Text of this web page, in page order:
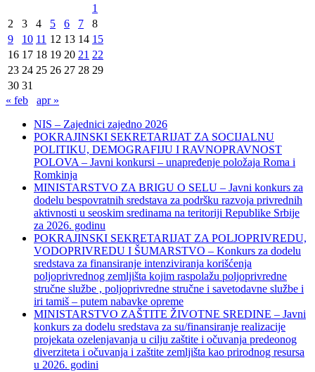
1
2
3 4 5 6 7
8
9
10 11 12 13 14 15
16 17 18 19 20 21 22
23 24 25 26 27 28 29
30 31
« feb
apr »
NIS – Zajednici zajedno 2026
POKRAJINSKI SEKRETARIJAT ZA SOCIJALNU
POLITIKU, DEMOGRAFIJU I RAVNOPRAVNOST
POLOVA – Javni konkursi – unapređenje položaja Roma i
Romkinja
MINISTARSTVO ZA BRIGU O SELU – Javni konkurs za
dodelu bespovratnih sredstava za podršku razvoja privrednih
aktivnosti u seoskim sredinama na teritoriji Republike Srbije
za 2026. godinu
POKRAJINSKI SEKRETARIJAT ZA POLJOPRIVREDU,
VODOPRIVREDU I ŠUMARSTVO – Konkurs za dodelu
sredstava za finansiranje intenziviranja korišćenja
poljoprivrednog zemljišta kojim raspolažu poljoprivredne
stručne službe , poljoprivredne stručne i savetodavne službe i
iri tamiš ‒ putem nabavke opreme
MINISTARSTVO ZAŠTITE ŽIVOTNE SREDINE – Javni
konkurs za dodelu sredstava za su/finansiranje realizacije
projekata ozelenjavanja u cilju zaštite i očuvanja predeonog
diverziteta i očuvanja i zaštite zemljišta kao prirodnog resursa
u 2026. godini